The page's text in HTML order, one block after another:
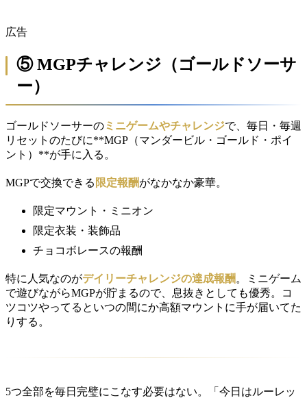
広告
⑤ MGPチャレンジ（ゴールドソーサ
ー）
ゴールドソーサーのミニゲームやチャレンジで、毎日・毎週
リセットのたびに**MGP（マンダービル・ゴールド・ポイ
ント）**が手に入る。
MGPで交換できる 限定報酬がなかなか豪華。
限定マウント・ミニオン
限定衣装・装飾品
チョコボレースの報酬
特に人気なのがデイリーチャレンジの達成報酬 。ミニゲーム
で遊びながらMGPが貯まるので、息抜きとしても優秀。コ
ツコツやってるといつの間にか高額マウントに手が届いてた
りする。
5つ全部を毎日完璧にこなす必要はない。「今日はルーレッ